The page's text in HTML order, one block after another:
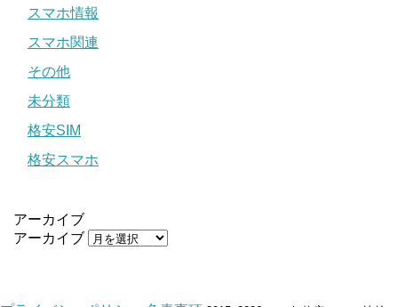
スマホ情報
スマホ関連
その他
未分類
格安SIM
格安スマホ
アーカイブ
アーカイブ